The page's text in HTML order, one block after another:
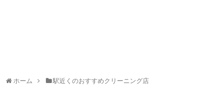
ホーム 駅近くのおすすめクリーニング店